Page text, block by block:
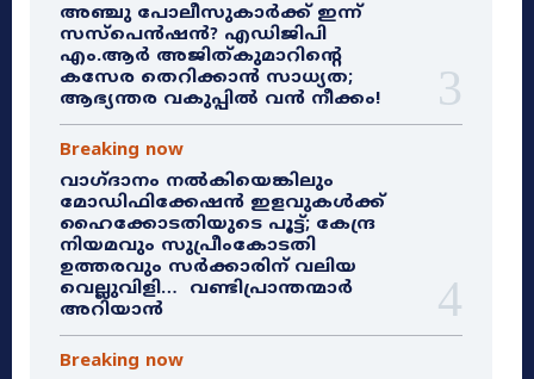
അഞ്ചു പോലീസുകാർക്ക് ഇന്ന്
സസ്‌പെൻഷൻ? എഡിജിപി
എം.ആർ അജിത്കുമാറിൻ്റെ
കസേര തെറിക്കാൻ സാധ്യത;
ആഭ്യന്തര വകുപ്പിൽ വൻ നീക്കം!
Breaking now
വാഗ്ദാനം നൽകിയെങ്കിലും
മോഡിഫിക്കേഷൻ ഇളവുകൾക്ക്
ഹൈക്കോടതിയുടെ പൂട്ട്; കേന്ദ്ര
നിയമവും സുപ്രീംകോടതി
ഉത്തരവും സർക്കാരിന് വലിയ
വെല്ലുവിളി… വണ്ടിപ്രാന്തന്മാർ
അറിയാൻ
Breaking now